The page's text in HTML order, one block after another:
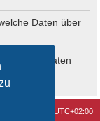
Daten über
deiner Daten
UTC+02:00